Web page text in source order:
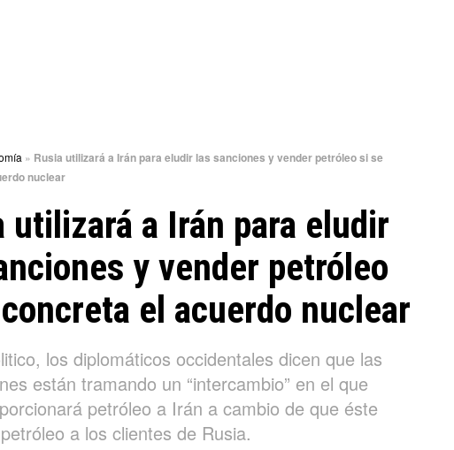
» Rusia utilizará a Irán para eludir las sanciones y vender petróleo si se
nuclear
utilizará a Irán para eludir
y vender petróleo
el acuerdo nuclear
los diplomáticos occidentales dicen que las
están tramando un “intercambio” en el que
petróleo a Irán a cambio de que éste
a los clientes de Rusia.